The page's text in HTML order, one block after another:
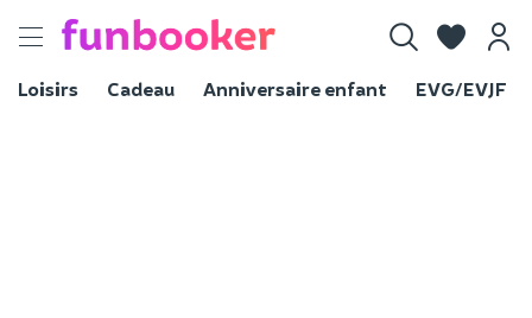
Toggle
Loisirs
Cadeau Anniversaire enfant EVG/EVJF